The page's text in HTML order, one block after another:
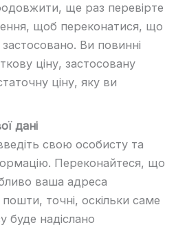
ще раз перевірте
щоб переконатися, що
Ви повинні
ціну, застосовану
ціну, яку ви
дані
свою особисту та
Переконайтеся, що
ваша адреса
точні, оскільки саме
буде надіслано